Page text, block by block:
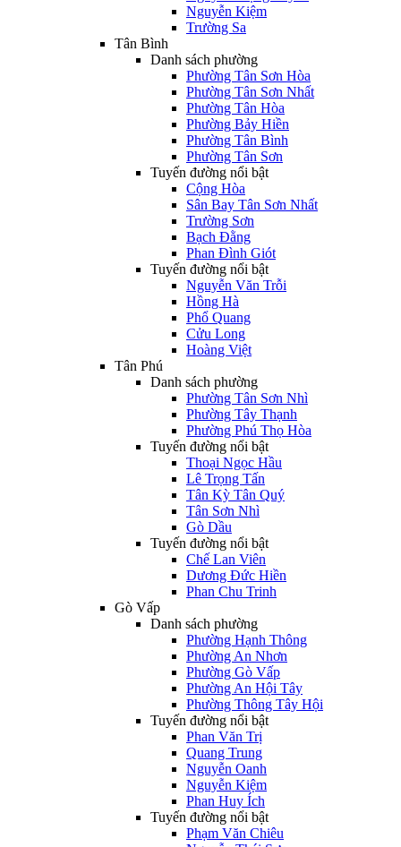
Nguyễn Kiệm
Trường Sa
Tân Bình
Danh sách phường
Phường Tân Sơn Hòa
Phường Tân Sơn Nhất
Phường Tân Hòa
Phường Bảy Hiền
Phường Tân Bình
Phường Tân Sơn
Tuyến đường nổi bật
Cộng Hòa
Sân Bay Tân Sơn Nhất
Trường Sơn
Bạch Đằng
Phan Đình Giót
Tuyến đường nổi bật
Nguyễn Văn Trỗi
Hồng Hà
Phổ Quang
Cửu Long
Hoàng Việt
Tân Phú
Danh sách phường
Phường Tân Sơn Nhì
Phường Tây Thạnh
Phường Phú Thọ Hòa
Tuyến đường nổi bật
Thoại Ngọc Hầu
Lê Trọng Tấn
Tân Kỳ Tân Quý
Tân Sơn Nhì
Gò Dầu
Tuyến đường nổi bật
Chế Lan Viên
Dương Đức Hiền
Phan Chu Trinh
Gò Vấp
Danh sách phường
Phường Hạnh Thông
Phường An Nhơn
Phường Gò Vấp
Phường An Hội Tây
Phường Thông Tây Hội
Tuyến đường nổi bật
Phan Văn Trị
Quang Trung
Nguyễn Oanh
Nguyễn Kiệm
Phan Huy Ích
Tuyến đường nổi bật
Phạm Văn Chiêu